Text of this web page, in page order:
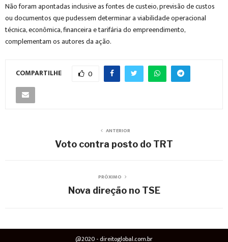
Não foram apontadas inclusive as fontes de custeio, previsão de custos
ou documentos que pudessem determinar a viabilidade operacional
técnica, econômica, financeira e tarifária do empreendimento,
complementam os autores da ação.
COMPARTILHE 0
ANTERIOR
Voto contra posto do TRT
PRÓXIMO
Nova direção no TSE
@2020 - direitoglobal.com.br